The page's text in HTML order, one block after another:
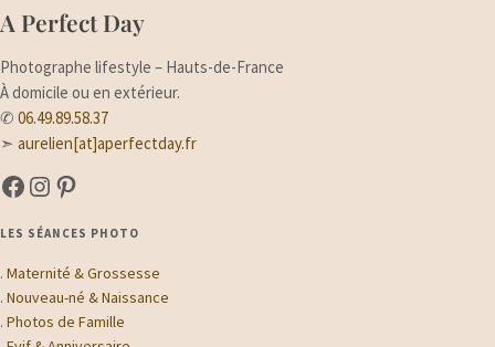
A Perfect Day
Photographe lifestyle – Hauts-de-France
À domicile ou en extérieur.
✆06.49.89.58.37
➣aurelien[at]aperfectday.fr
A Perfect Day sur Facebook
A Perfect Day sur Instagram
Suivez-moi sur Pinterest
LES SÉANCES PHOTO
.Maternité & Grossesse
.Nouveau-né & Naissance
.Photos de Famille